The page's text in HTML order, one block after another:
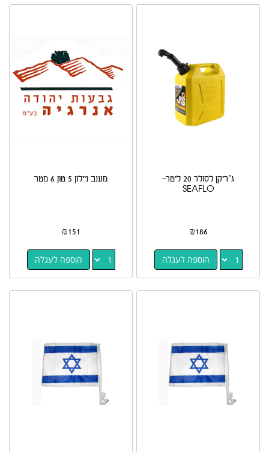
ג’ריקן לסולר 20 ליטר-
SEAFLO
₪186
הוספה לעגלה
מענב ניילון 5 טון 6 מטר
₪151
הוספה לעגלה